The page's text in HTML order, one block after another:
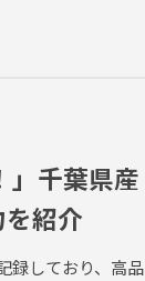
」千葉県産
紹介
録しており、高品